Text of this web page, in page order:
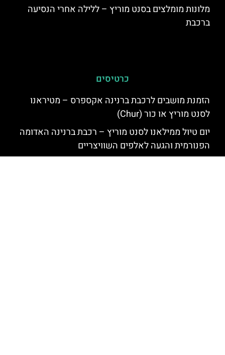
מלונות מומלצים בסנט מוריץ – ללילה אחרי הנסיעה
ברכבת
כרטיסים
הזמנת מושבים לרכבת ברנינה אקספרס – מטיראנו
לסנט מוריץ או כור (Chur)
יום טיול ממילאנו לסנט מוריץ – רכבת ברנינה האדומה
הפנורמית והגעה לאלפים השוויצריים